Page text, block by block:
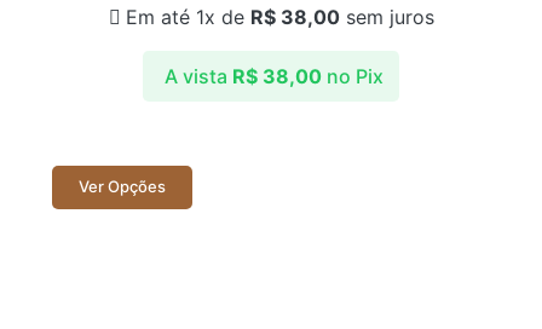
A vista R$38,00 no Pix
Em até 1x de R$38,00sem juros
Ver Opções